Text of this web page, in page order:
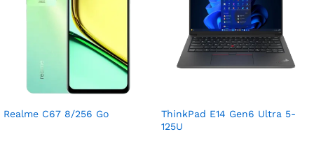
Realme C67 8/256 Go
ThinkPad E14 Gen6 Ultra 5-
125U